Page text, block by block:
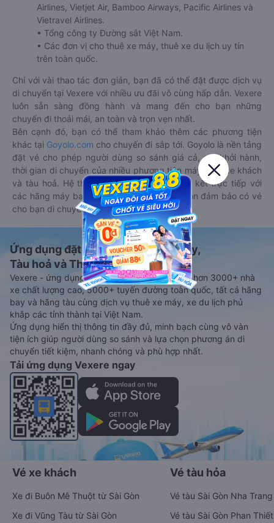
Airlines, Vietjet Air, Bamboo Airways, Pacific Airlines và
Vietravel Airlines.
• Tổng công ty Đường sắt Việt Nam.
• Các đơn vị cho thuê xe máy, thuê xe du lịch uy tín
trên toàn quốc.
Chỉ với vài thao tác đơn giản, bạn đã có thể đặt được dịch vụ
di chuyển tại Vexere với nhiều ưu đãi vô cùng hấp dẫn. Vexere
luôn sẵn sàng đồng hành và mang đến cho bạn những
chuyến đi thoải mái, an toàn và trọn vẹn nhất.
Bên cạnh đó, bạn có thể tham khảo thêm các phương tiện
khác tại Goyolo.com cho chuyến đi sắp tới. Goyolo là nền tảng
đặt vé cho phép người dùng so sánh giá cả, giờ khởi hành,
thời gian di chuyển của nhiều phương tiện máy bay, xe khách
và tàu hoả. Hệ thống của Goyolo được liên kết trực tiếp với
các hãng máy bay, xe khách và tàu hoả, luôn đảm bảo có vé
cho bạn di chuyển.
Ứng dụng đặt vé Xe khách, Máy bay,
Tàu hoả và Thuê xe
Vexere - ứng dụng đặt vé đa phương tiện với hơn 3000+ nhà
xe chất lượng cao, 5000+ tuyến đường toàn quốc, tất cả hãng
bay và hãng tàu cùng dịch vụ thuê xe máy, xe du lịch phủ
khắp các tỉnh thành tại Việt Nam.
Ứng dụng hiển thị thông tin đầy đủ, minh bạch cùng vô vàn
tiện ích giúp người dùng so sánh và lựa chọn phương án di
chuyển tiết kiệm, nhanh chóng và phù hợp nhất.
Tải ứng dụng Vexere ngay
Vé xe khách
Xe đi Buôn Mê Thuột từ Sài Gòn
Xe đi Vũng Tàu từ Sài Gòn
Vé tàu hỏa
Vé tàu Sài Gòn Nha Trang
Vé tàu Sài Gòn Phan Thiết